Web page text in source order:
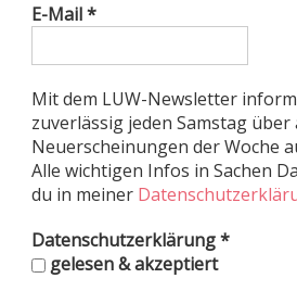
E-Mail*
Mit dem LUW-Newsletter
zuverlässig jeden Samstag über
Neuerscheinungen der Woche
Alle wichtigen Infos in Sachen
du in meiner
Datenschutzerklärung*
gelesen & akzeptiert